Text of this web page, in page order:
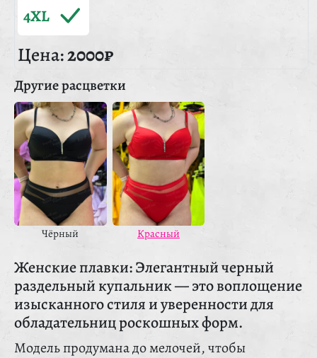
4XL
Цена:2000₽
Другие расцветки
Чёрный Красный
Женские плавки: Элегантный черный
раздельный купальник — это воплощение
изысканного стиля и уверенности для
обладательниц роскошных форм.
Модель продумана до мелочей, чтобы